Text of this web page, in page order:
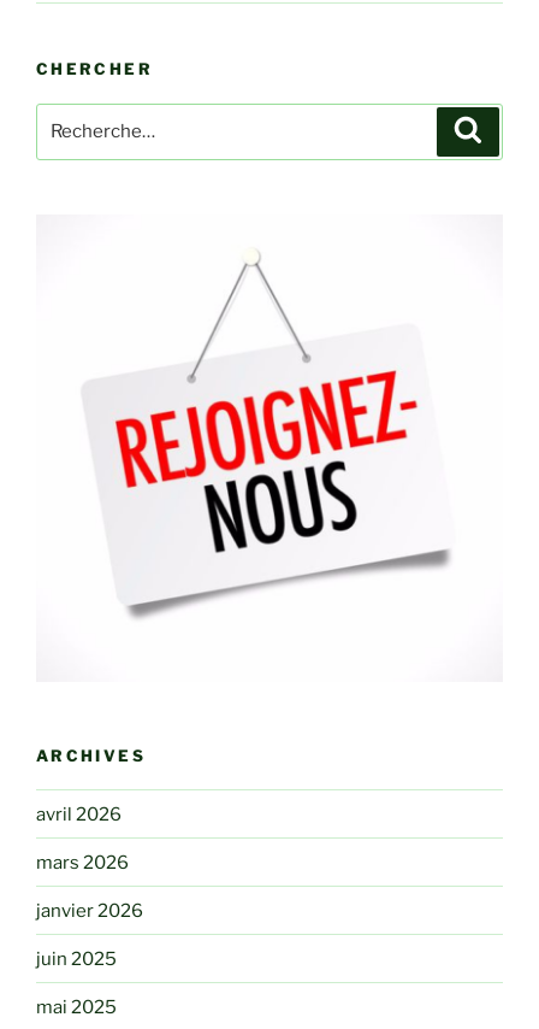
CHERCHER
pour
ARCHIVES
avril 2026
mars 2026
janvier 2026
juin 2025
mai 2025